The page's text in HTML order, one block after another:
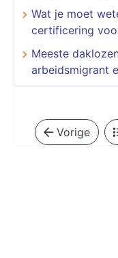
Wat je moet
certificering
Meeste
arbeidsmigrant
Vorige